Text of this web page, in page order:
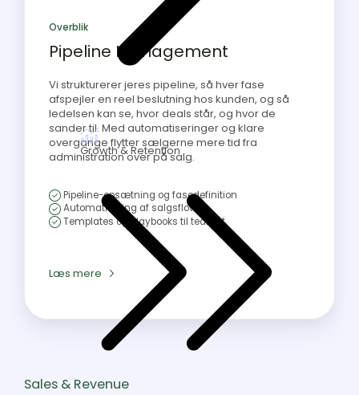
Growth & Retention
Overblik
Pipeline Management
Vi strukturerer jeres pipeline, så hver fase
afspejler en reel beslutning hos kunden, og så
ledelsen kan se, hvor deals står, og hvor de
sander til. Med automatiseringer og klare
overgange flytter sælgerne mere tid fra
administration over på salg.
Pipeline-opsætning og fasedefinition
Automatisering af salgsflows
Templates og playbooks til teamet
Læs mere
Sales & Revenue